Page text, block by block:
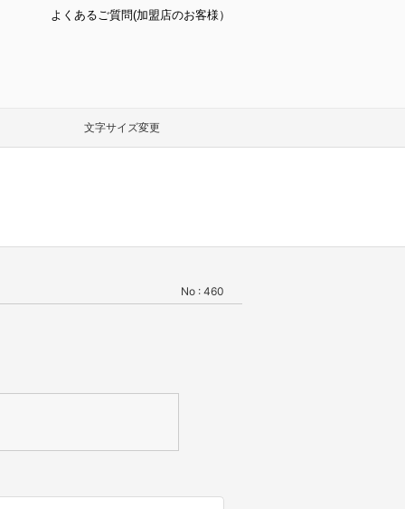
よくあるご質問(加盟店のお客様）
文字サイズ変更
No : 460